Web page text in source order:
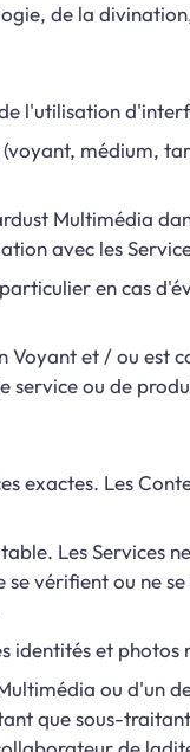
de la
l'utilisation
médium,
Multimédia
avec les
en cas
et / ou est
ou de
Les
Les Services
vérifient ou ne
identités et photos
ou d'un
que sous-